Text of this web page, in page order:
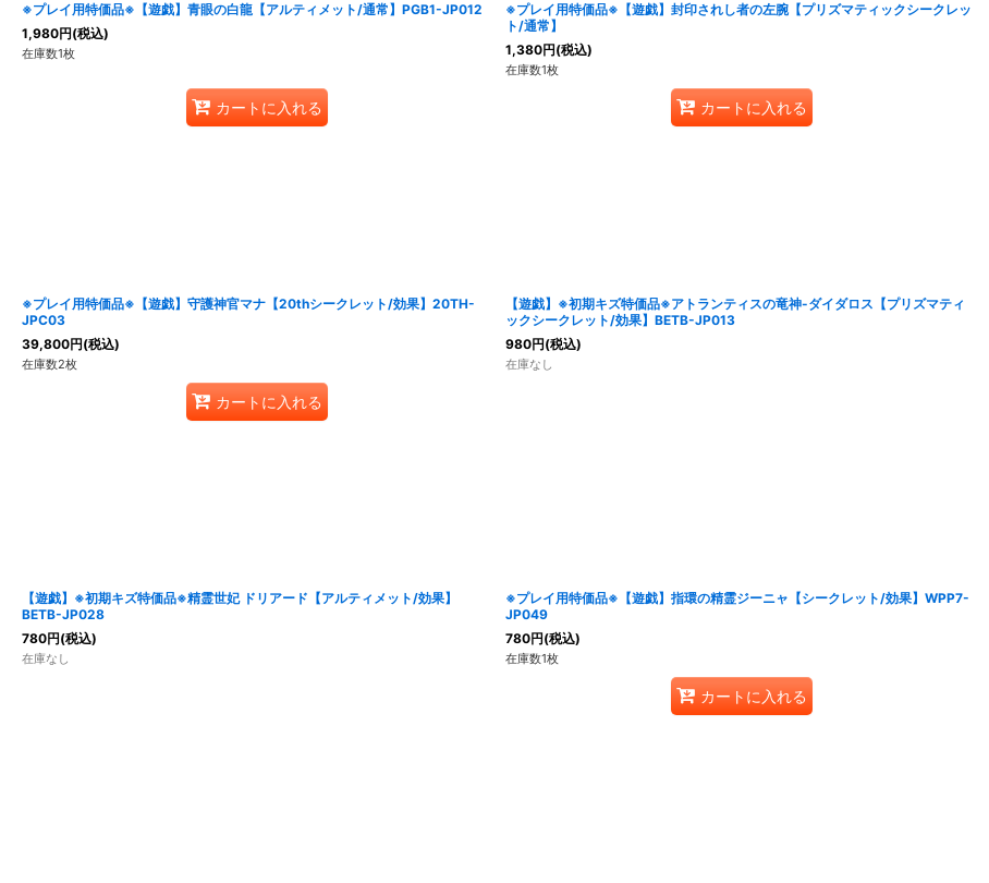
※プレイ用特価品※【遊戯】青眼の白龍【アルティメット/通常】PGB1-JP012
1,980円(税込)
在庫数1枚
カートに入れる
※プレイ用特価品※【遊戯】封印されし者の左腕【プリズマティックシークレッ
ト/通常】
1,380円(税込)
在庫数1枚
カートに入れる
※プレイ用特価品※【遊戯】守護神官マナ【20thシークレット/効果】20TH-
JPC03
39,800円(税込)
在庫数2枚
カートに入れる
【遊戯】※初期キズ特価品※アトランティスの竜神-ダイダロス【プリズマティ
ックシークレット/効果】BETB-JP013
980円(税込)
在庫なし
【遊戯】※初期キズ特価品※精霊世妃 ドリアード【アルティメット/効果】
BETB-JP028
780円(税込)
在庫なし
※プレイ用特価品※【遊戯】指環の精霊ジーニャ【シークレット/効果】WPP7-
JP049
780円(税込)
在庫数1枚
カートに入れる